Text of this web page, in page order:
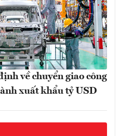
về chuyển giao công
xuất khẩu tỷ USD